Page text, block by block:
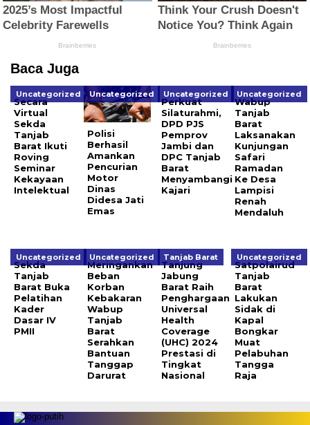
Baca Juga
Uncategorized
Secara
Virtual
Sekda
Tanjab
Barat Ikuti
Roving
Seminar
Kekayaan
Intelektual
Uncategorized
Polisi
Berhasil
Amankan
Pencurian
Motor
Dinas
Didesa Jati
Emas
Uncategorized
Perkuat
Silaturahmi,
DPD PJS
Pemprov
Jambi dan
DPC Tanjab
Barat
Menyambangi
Kajari
Uncategorized
Wabup
Tanjab
Barat
Laksanakan
Kunjungan
Safari
Ramadan
Ke Desa
Lampisi
Renah
Mendaluh
Uncategorized
Sekda
Tanjab
Barat Buka
Pelatihan
Kader
Dasar IV
PMII
Uncategorized
Meringankan
Beban
Korban
Kebakaran
Wabup
Tanjab
Barat
Serahkan
Bantuan
Tanggap
Darurat
Tanjab Barat
Tanjung
Jabung
Barat Raih
Penghargaan
Universal
Health
Coverage
(UHC) 2024
Prestasi di
Tingkat
Nasional
Uncategorized
Satpolairud
Tanjab
Barat
Lakukan
Sidak di
Kapal
Bongkar
Muat
Pelabuhan
Tangga
Raja